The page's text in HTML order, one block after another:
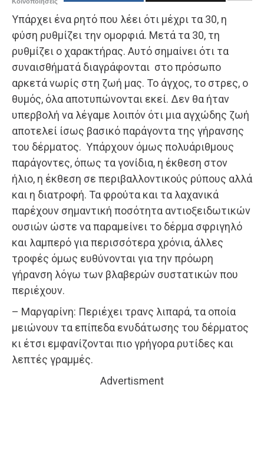
Κοινοποιήσεις
Υπάρχει ένα ρητό που λέει ότι μέχρι τα 30, η
φύση ρυθμίζει την ομορφιά. Μετά τα 30, τη
ρυθμίζει ο χαρακτήρας. Αυτό σημαίνει ότι τα
συναισθήματά διαγράφονται στο πρόσωπο
αρκετά νωρίς στη ζωή μας. Το άγχος, το στρες, ο
θυμός, όλα αποτυπώνονται εκεί. Δεν θα ήταν
υπερβολή να λέγαμε λοιπόν ότι μια αγχώδης ζωή
αποτελεί ίσως βασικό παράγοντα της γήρανσης
του δέρματος. Υπάρχουν όμως πολυάριθμους
παράγοντες, όπως τα γονίδια, η έκθεση στον
ήλιο, η έκθεση σε περιβαλλοντικούς ρύπους αλλά
και η διατροφή. Τα φρούτα και τα λαχανικά
παρέχουν σημαντική ποσότητα αντιοξειδωτικών
ουσιών ώστε να παραμείνει το δέρμα σφριγηλό
και λαμπερό για περισσότερα χρόνια, άλλες
τροφές όμως ευθύνονται για την πρόωρη
γήρανση λόγω των βλαβερών συστατικών που
περιέχουν.
– Μαργαρίνη: Περιέχει τρανς λιπαρά, τα οποία
μειώνουν τα επίπεδα ενυδάτωσης του δέρματος
κι έτσι εμφανίζονται πιο γρήγορα ρυτίδες και
λεπτές γραμμές.
Advertisment